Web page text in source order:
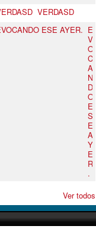
VERDASD
E
V
O
C
A
N
D
O
E
S
E
A
Y
E
R
.
Ver todos